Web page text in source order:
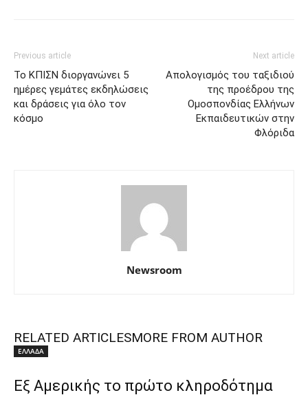
Previous article
Το ΚΠΙΣΝ διοργανώνει 5
ημέρες γεμάτες εκδηλώσεις
και δράσεις για όλο τον
κόσμο
Next article
Απολογισμός του ταξιδιού
της προέδρου της
Ομοσπονδίας Ελλήνων
Εκπαιδευτικών στην
Φλόριδα
Newsroom
RELATED ARTICLESMORE FROM AUTHOR
ΕΛΛΑΔΑ
Εξ Αμερικής το πρώτο κληροδότημα